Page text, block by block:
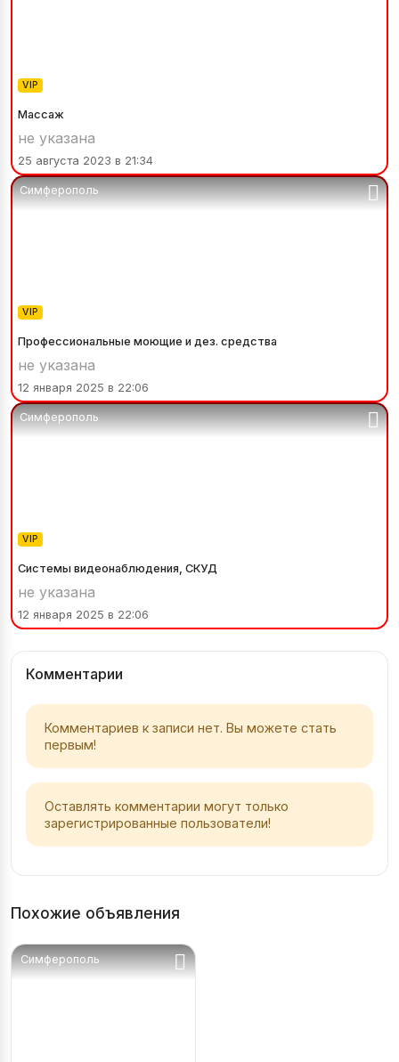
VIP
Массаж
не указана
25 августа 2023 в 21:34
Симферополь
VIP
Профессиональные моющие и дез. средства
не указана
12 января 2025 в 22:06
Симферополь
VIP
Системы видеонаблюдения, СКУД
не указана
12 января 2025 в 22:06
Комментарии
Комментариев к записи нет. Вы можете стать
первым!
Оставлять комментарии могут только
зарегистрированные пользователи!
Похожие объявления
Симферополь